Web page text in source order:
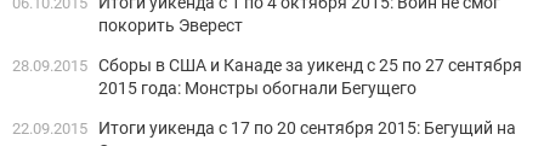
покорить Эверест
28.09.2015 Сборы в США и Канаде за уикенд с 25 по 27 сентября
2015 года: Монстры обогнали Бегущего
22.09.2015
Итоги уикенда с 17 по 20 сентября 2015: Бегущий на